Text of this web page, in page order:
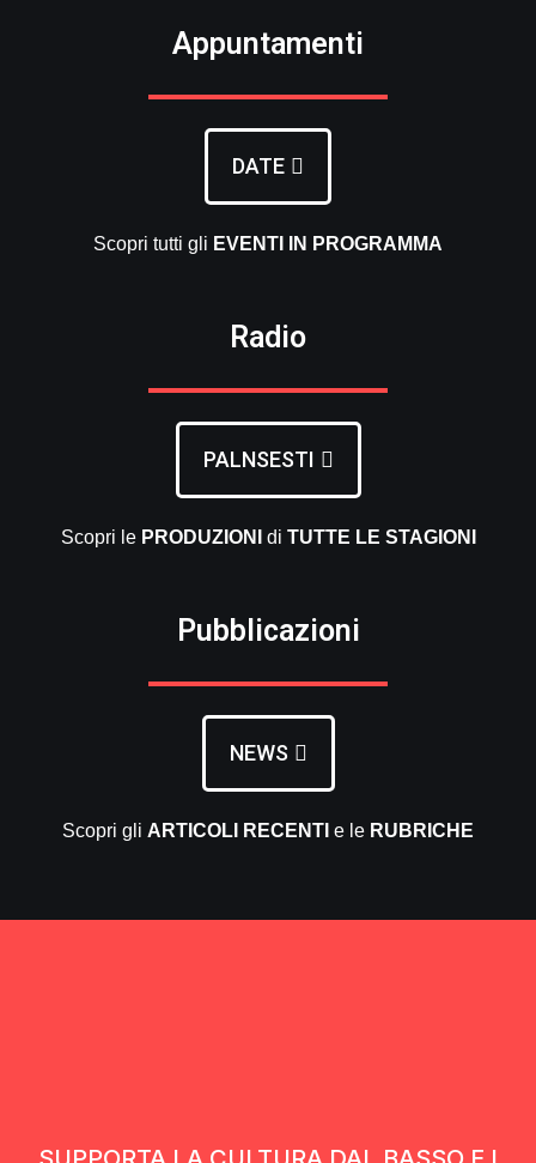
Appuntamenti
DATE
Scopri tutti gli EVENTI IN PROGRAMMA
Radio
PALNSESTI
Scopri le PRODUZIONI di TUTTE LE STAGIONI
Pubblicazioni
NEWS
Scopri gli ARTICOLI RECENTI e le RUBRICHE